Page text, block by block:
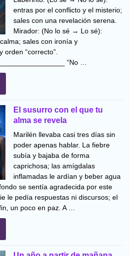
entras por el conflicto y el misterio;
sales con una revelación serena.
Mirador: (No lo sé → Lo sé):
sales con ironía y
orden “correcto”.
“No …
El susurro con el que tu
alma se revela
Marilén llevaba casi tres días sin
poder apenas hablar. La fiebre
subía y bajaba de forma
caprichosa; las amígdalas
inflamadas le ardían y beber agua
se sentía agradecida por este
le pedía respuestas ni discursos; el
un poco en paz. A …